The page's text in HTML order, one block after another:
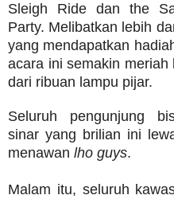
Sleigh Ride dan the
Party. Melibatkan lebih
yang mendapatkan
acara ini semakin
dari ribuan lampu pijar.
Seluruh pengunjung
sinar yang brilian ini
menawan lho guys.
Malam itu, seluruh